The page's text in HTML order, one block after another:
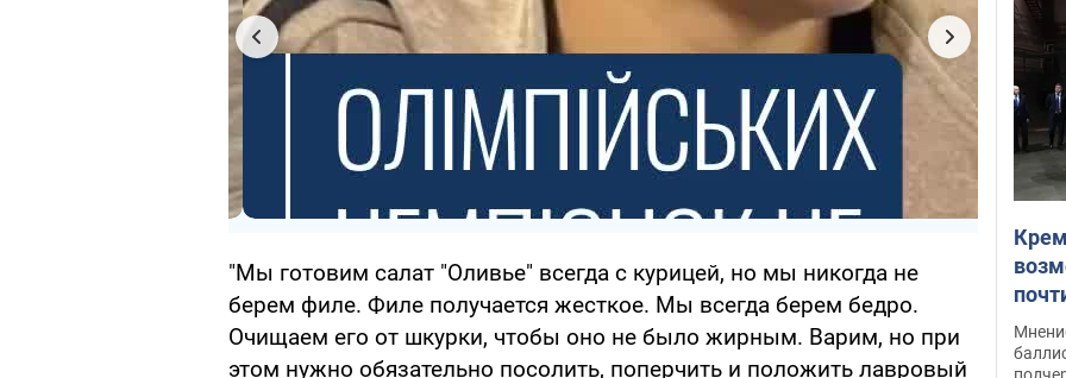
"Мы готовим салат "Оливье" всегда с курицей, но мы никогда не
берем филе. Филе получается жесткое. Мы всегда берем бедро.
Очищаем его от шкурки, чтобы оно не было жирным. Варим, но при
этом нужно обязательно посолить, поперчить и положить лавровый